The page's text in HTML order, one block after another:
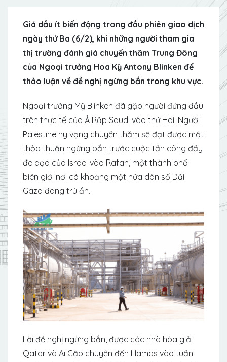
Giá dầu ít biến động trong đầu phiên giao dịch
ngày thứ Ba (6/2), khi những người tham gia
thị trường đánh giá chuyến thăm Trung Đông
của Ngoại trưởng Hoa Kỳ Antony Blinken để
thảo luận về đề nghị ngừng bắn trong khu vực.
Ngoại trưởng Mỹ Blinken đã gặp người đứng đầu
trên thực tế của Ả Rập Saudi vào thứ Hai. Người
Palestine hy vọng chuyến thăm sẽ đạt được một
thỏa thuận ngừng bắn trước cuộc tấn công đầy
đe dọa của Israel vào Rafah, một thành phố
biên giới nơi có khoảng một nửa dân số Dải
Gaza đang trú ẩn.
Lời đề nghị ngừng bắn, được các nhà hòa giải
Qatar và Ai Cập chuyển đến Hamas vào tuần